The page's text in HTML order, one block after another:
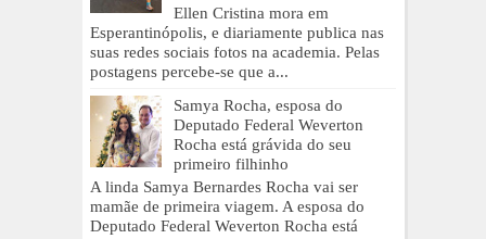
Ellen Cristina mora em
Esperantinópolis, e diariamente publica nas
suas redes sociais fotos na academia. Pelas
postagens percebe-se que a...
Samya Rocha, esposa do
Deputado Federal Weverton
Rocha está grávida do seu
primeiro filhinho
A linda Samya Bernardes Rocha vai ser
mamãe de primeira viagem. A esposa do
Deputado Federal Weverton Rocha está